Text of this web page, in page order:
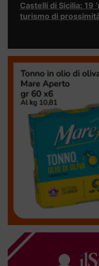
Castelli di Sicilia: 19
turismo di prossimità